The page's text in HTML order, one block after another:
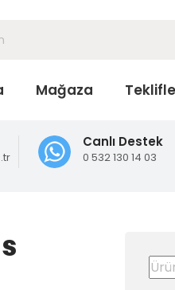
Mağaza
Canlı Destek
0 532 130 14 03
Ara